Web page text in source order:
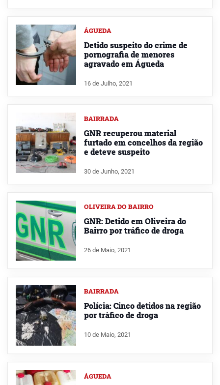
ÁGUEDA
Detido suspeito do crime de
pornografia de menores
agravado em Águeda
16 de Julho, 2021
BAIRRADA
GNR recuperou material
furtado em concelhos da região
e deteve suspeito
30 de Junho, 2021
OLIVEIRA DO BAIRRO
GNR: Detido em Oliveira do
Bairro por tráfico de droga
26 de Maio, 2021
BAIRRADA
Polícia: Cinco detidos na região
por tráfico de droga
10 de Maio, 2021
ÁGUEDA